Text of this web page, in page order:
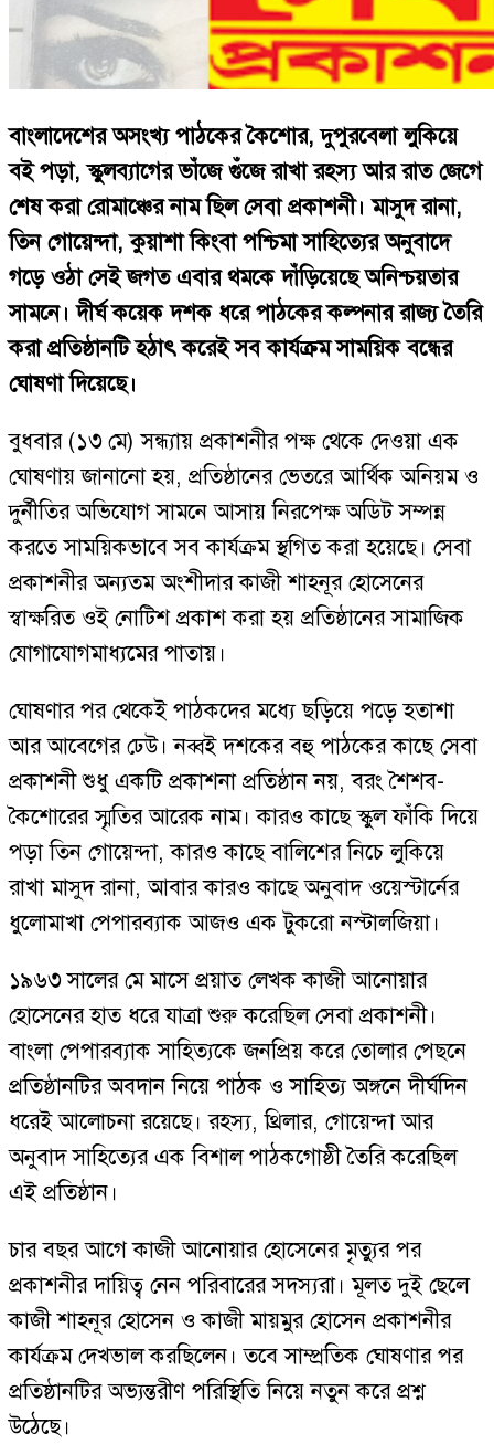
বাংলাদেশের অসংখ্য পাঠকের কৈশোর, দুপুরবেলা লুকিয়ে
বই পড়া, স্কুলব্যাগের ভাঁজে গুঁজে রাখা রহস্য আর রাত জেগে
শেষ করা রোমাঞ্চের নাম ছিল সেবা প্রকাশনী। মাসুদ রানা,
তিন গোয়েন্দা, কুয়াশা কিংবা পশ্চিমা সাহিত্যের অনুবাদে
গড়ে ওঠা সেই জগত এবার থমকে দাঁড়িয়েছে অনিশ্চয়তার
সামনে। দীর্ঘ কয়েক দশক ধরে পাঠকের কল্পনার রাজ্য তৈরি
করা প্রতিষ্ঠানটি হঠাৎ করেই সব কার্যক্রম সাময়িক বন্ধের
ঘোষণা দিয়েছে।
বুধবার (১৩ মে) সন্ধ্যায় প্রকাশনীর পক্ষ থেকে দেওয়া এক
ঘোষণায় জানানো হয়, প্রতিষ্ঠানের ভেতরে আর্থিক অনিয়ম ও
দুর্নীতির অভিযোগ সামনে আসায় নিরপেক্ষ অডিট সম্পন্ন
করতে সাময়িকভাবে সব কার্যক্রম স্থগিত করা হয়েছে। সেবা
প্রকাশনীর অন্যতম অংশীদার কাজী শাহনূর হোসেনের
স্বাক্ষরিত ওই নোটিশ প্রকাশ করা হয় প্রতিষ্ঠানের সামাজিক
যোগাযোগমাধ্যমের পাতায়।
ঘোষণার পর থেকেই পাঠকদের মধ্যে ছড়িয়ে পড়ে হতাশা
আর আবেগের ঢেউ। নব্বই দশকের বহু পাঠকের কাছে সেবা
প্রকাশনী শুধু একটি প্রকাশনা প্রতিষ্ঠান নয়, বরং শৈশব-
কৈশোরের স্মৃতির আরেক নাম। কারও কাছে স্কুল ফাঁকি দিয়ে
পড়া তিন গোয়েন্দা, কারও কাছে বালিশের নিচে লুকিয়ে
রাখা মাসুদ রানা, আবার কারও কাছে অনুবাদ ওয়েস্টার্নের
ধুলোমাখা পেপারব্যাক আজও এক টুকরো নস্টালজিয়া।
১৯৬৩ সালের মে মাসে প্রয়াত লেখক কাজী আনোয়ার
হোসেনের হাত ধরে যাত্রা শুরু করেছিল সেবা প্রকাশনী।
বাংলা পেপারব্যাক সাহিত্যকে জনপ্রিয় করে তোলার পেছনে
প্রতিষ্ঠানটির অবদান নিয়ে পাঠক ও সাহিত্য অঙ্গনে দীর্ঘদিন
ধরেই আলোচনা রয়েছে। রহস্য, থ্রিলার, গোয়েন্দা আর
অনুবাদ সাহিত্যের এক বিশাল পাঠকগোষ্ঠী তৈরি করেছিল
এই প্রতিষ্ঠান।
চার বছর আগে কাজী আনোয়ার হোসেনের মৃত্যুর পর
প্রকাশনীর দায়িত্ব নেন পরিবারের সদস্যরা। মূলত দুই ছেলে
কাজী শাহনূর হোসেন ও কাজী মায়মুর হোসেন প্রকাশনীর
কার্যক্রম দেখভাল করছিলেন। তবে সাম্প্রতিক ঘোষণার পর
প্রতিষ্ঠানটির অভ্যন্তরীণ পরিস্থিতি নিয়ে নতুন করে প্রশ্ন
উঠেছে।